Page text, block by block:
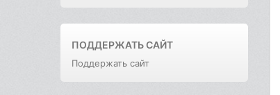
ПОДДЕРЖАТЬ САЙТ
Поддержать сайт